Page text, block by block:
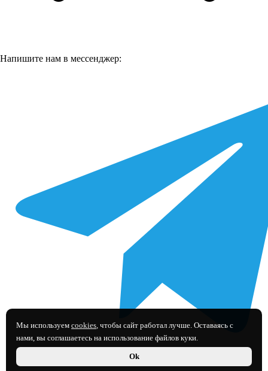
Мы используем cookies, чтобы сайт работал лучше. Оставаясь с
нами, вы соглашаетесь на использование файлов куки.
Ok
Напишите нам в мессенджер: